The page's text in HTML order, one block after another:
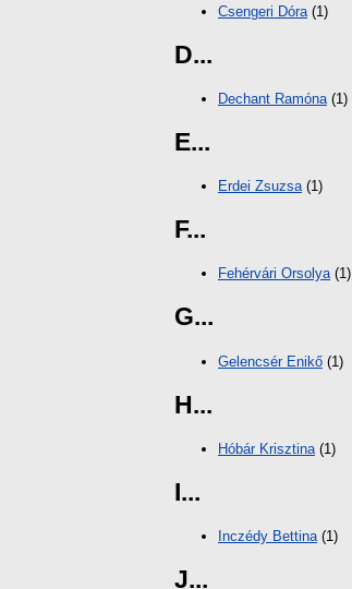
Csengeri Dóra (1)
D...
Dechant Ramóna (1)
E...
Erdei Zsuzsa(1)
F...
Fehérvári Orsolya(1)
G...
Gelencsér Enikő (1)
H...
Hóbár Krisztina (1)
I...
Inczédy Bettina (1)
J...